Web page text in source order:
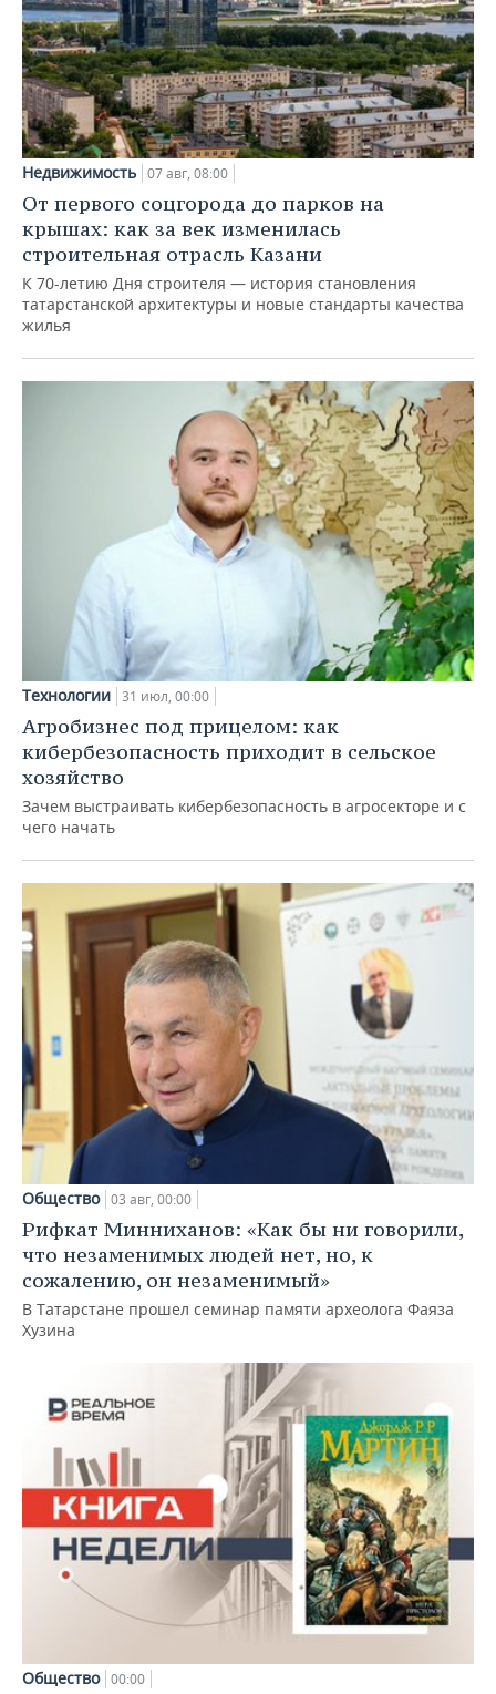
Недвижимость 07 авг, 08:00
От первого соцгорода до парков на
крышах: как за век изменилась
строительная отрасль Казани
К 70-летию Дня строителя — история становления
татарстанской архитектуры и новые стандарты качества
жилья
Технологии 31 июл, 00:00
Агробизнес под прицелом: как
кибербезопасность приходит в сельское
хозяйство
Зачем выстраивать кибербезопасность в агросекторе и с
чего начать
Общество 03 авг, 00:00
Рифкат Минниханов: «Как бы ни говорили,
что незаменимых людей нет, но, к
сожалению, он незаменимый»
В Татарстане прошел семинар памяти археолога Фаяза
Хузина
Общество 00:00